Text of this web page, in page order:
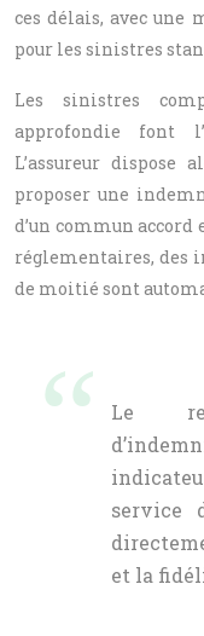
ces délais, avec une
pour les sinistres
Les sinistres
approfondie font
L’assureur
proposer une
d’un commun accord
réglementaires, des
de moitié sont
Le
service
et la